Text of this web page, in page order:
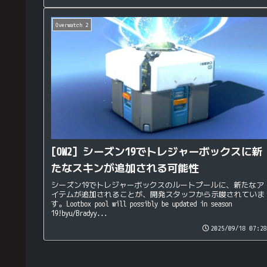
Overwatch 2
[OW2] シーズン19でトレジャーボックスに新
たなスキンが追加される可能性
シーズン19でトレジャーボックスのルートプールに、新たなア
イテムが追加されることが、開発スタッフから示唆されていま
す。Lootbox pool will possibly be updated in season
19!byu/Bradyy...
2025/09/18 07:28